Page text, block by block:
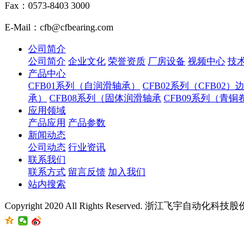
Fax：0573-8403 3000
E-Mail：cfb@cfbearing.com
公司简介
公司简介 企业文化 荣誉资质 厂房设备 视频中心 技
产品中心
CFB01系列（自润滑轴承）
CFB02系列（CFB02）
承）
CFB08系列（固体润滑轴承 CFB09系列（青铜
应用领域
产品应用 产品参数
新闻动态
公司动态 行业资讯
联系我们
联系方式 留言反馈 加入我们
站内搜索
Copyright 2020 All Rights Reserved. 浙江飞宇自动化科技